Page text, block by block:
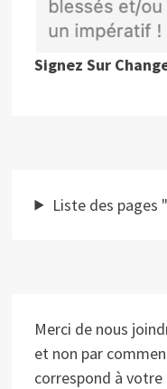
Signez Sur
Liste des pages
Merci de nous
et non par
correspond à